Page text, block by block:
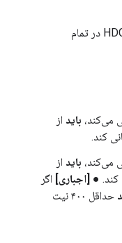
از نسخه(های) یکسان HDCP در تمام
باید از
باید از
[اجباری] اگر
حداقل ۴۰۰ نیت